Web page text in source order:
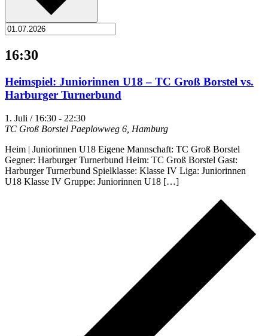
16:30
Heimspiel: Juniorinnen U18 – TC Groß Borstel vs.
Harburger Turnerbund
1. Juli / 16:30 - 22:30
TC Groß Borstel Paeplowweg 6, Hamburg
Heim | Juniorinnen U18 Eigene Mannschaft: TC Groß Borstel
Gegner: Harburger Turnerbund Heim: TC Groß Borstel Gast:
Harburger Turnerbund Spielklasse: Klasse IV Liga: Juniorinnen
U18 Klasse IV Gruppe: Juniorinnen U18 […]